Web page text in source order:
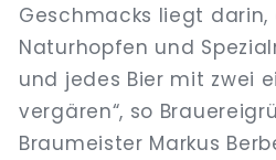
Geschmacks liegt darin,
Naturhopfen und
und jedes Bier mit zwei
vergären“, so
Braumeister Markus